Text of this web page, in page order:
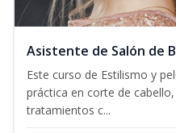
Asistente de Salón de
Este curso de Estilismo y
práctica en corte de
tratamientos c...